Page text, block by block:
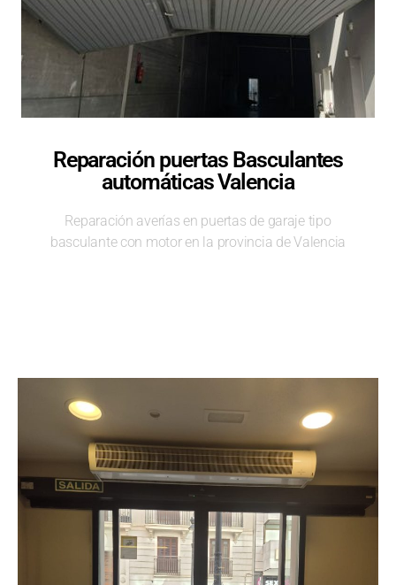
Reparación puertas Basculantes
automáticas Valencia
Reparación averías en puertas de garaje tipo
basculante con motor en la provincia de Valencia